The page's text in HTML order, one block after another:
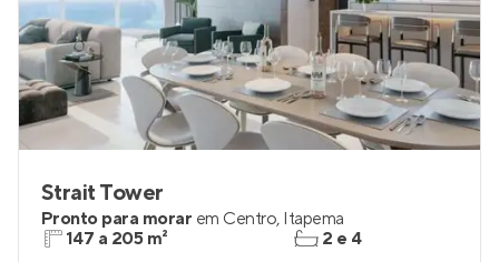
Strait Tower
Pronto para morar em Centro, Itapema
147 a 205 m²
2 e 4